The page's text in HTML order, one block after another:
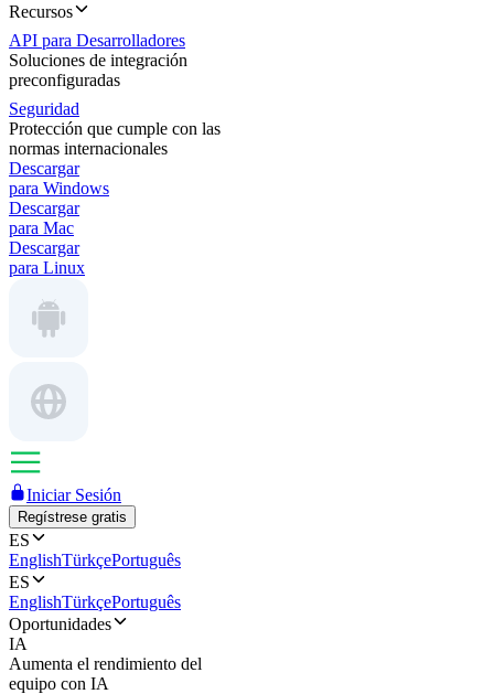
Recursos
API para Desarrolladores
Soluciones de integración
preconfiguradas
Seguridad
Protección que cumple con las
normas internacionales
Descargar
para Windows
Descargar
para Mac
Descargar
para Linux
Iniciar Sesión
Regístrese gratis
ES
EnglishTürkçePortuguês
ES
EnglishTürkçePortuguês
Oportunidades
IA
Aumenta el rendimiento del
equipo con IA